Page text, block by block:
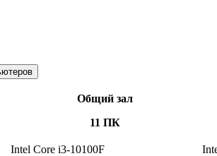
Общий зал
11 ПК
Intel Core i3-10100F